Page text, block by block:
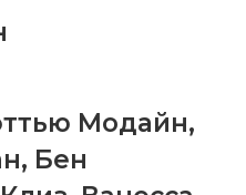
Модайн,
, Бен